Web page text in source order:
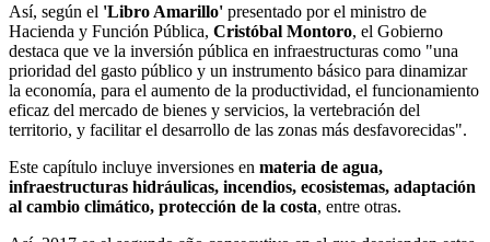
Así, según el 'Libro Amarillo' presentado por el ministro de
Hacienda y Función Pública, Cristóbal Montoro, el Gobierno
destaca que ve la inversión pública en infraestructuras como "una
prioridad del gasto público y un instrumento básico para dinamizar
la economía, para el aumento de la productividad, el funcionamiento
eficaz del mercado de bienes y servicios, la vertebración del
territorio, y facilitar el desarrollo de las zonas más desfavorecidas".
Este capítulo incluye inversiones en materia de agua,
infraestructuras hidráulicas, incendios, ecosistemas, adaptación
al cambio climático, protección de la costa, entre otras.